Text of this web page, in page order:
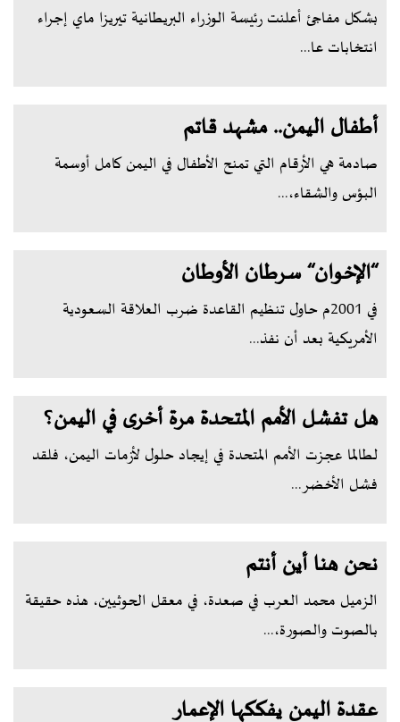
بشكل مفاجئ أعلنت رئيسة الوزراء البريطانية تيريزا ماي إجراء
انتخابات عا...
أطفال اليمن.. مشهد قاتم
صادمة هي الأرقام التي تمنح الأطفال في اليمن كامل أوسمة
البؤس والشقاء،...
‘‘الإخوان‘‘ سرطان الأوطان
في 2001م حاول تنظيم القاعدة ضرب العلاقة السعودية
الأمريكية بعد أن نفذ...
هل تفشل الأمم المتحدة مرة أخرى في اليمن؟
لطالما عجزت الأمم المتحدة في إيجاد حلول لأزمات اليمن، فلقد
فشل الأخضر...
نحن هنا أين أنتم
الزميل محمد العرب في صعدة، في معقل الحوثيين، هذه حقيقة
بالصوت والصورة،...
عقدة اليمن يفككها الإعمار